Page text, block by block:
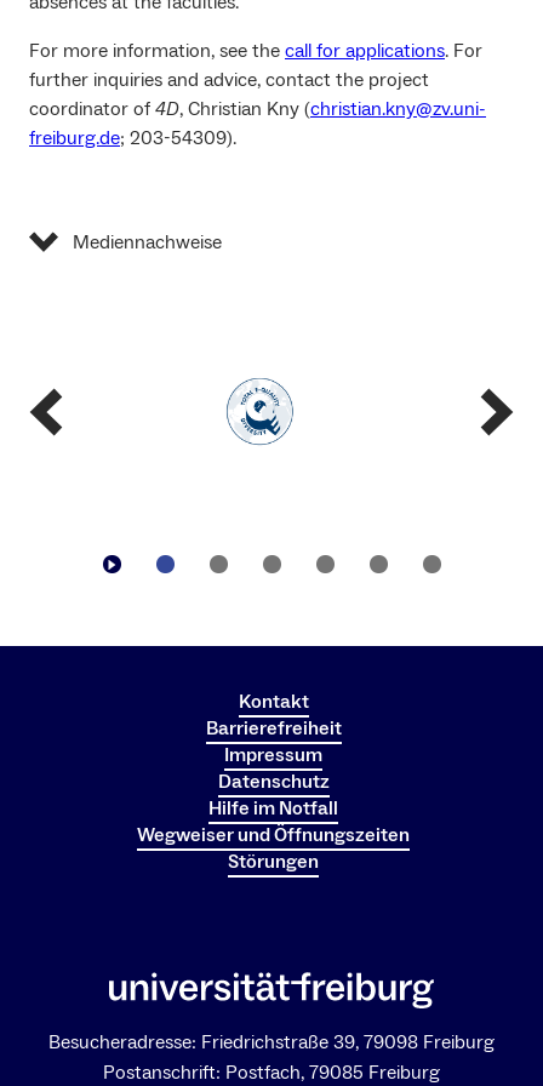
For more information, see the call for applications. For
further inquiries and advice, contact the project
coordinator of 4D, Christian Kny (christian.kny@zv.uni-
freiburg.de; 203-54309).
Mediennachweise
Kontakt
Barrierefreiheit
Impressum
Datenschutz
Hilfe im Notfall
Wegweiser und Öffnungszeiten
Störungen
Besucheradresse: Friedrichstraße 39, 79098 Freiburg
Postanschrift: Postfach, 79085 Freiburg